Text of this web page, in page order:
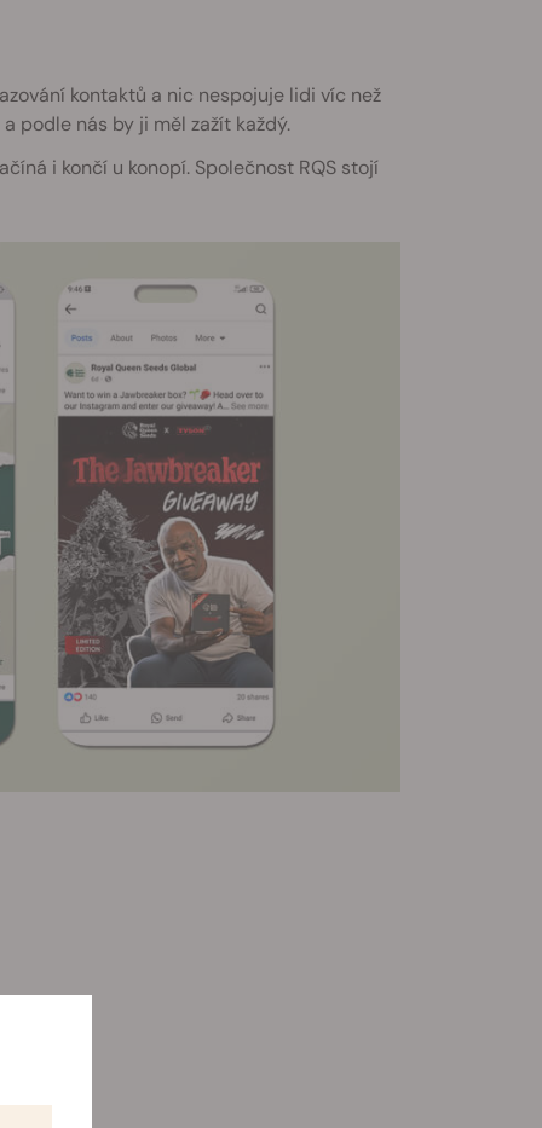
kontaktů a nic nespojuje lidi víc než
podle nás by ji měl zažít každý.
i končí u konopí. Společnost RQS stojí